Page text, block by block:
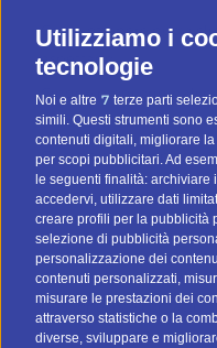
Utilizziamo i
tecnologie
Noi e altre 7 terze parti
simili. Questi strumenti sono
contenuti digitali, migliorare
per scopi pubblicitari. Ad
le seguenti finalità: archiviare
accedervi, utilizzare dati
creare profili per la pubblicità
selezione di pubblicità
personalizzazione dei
contenuti personalizzati,
misurare le prestazioni dei
attraverso statistiche o la
diverse, sviluppare e
Come ottenere nuovi
aspettano
Cinque modi originali
contatti d’estate
Quattro consigli pratici
CATEGORIE
Strategie email
Gestione liste contatti
Privacy e GDPR